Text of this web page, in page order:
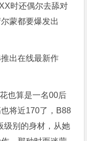
时还偶尔去舔对
蒙都要爆发出
也算是一名00后
将近170了，B88
级别的身材，从她